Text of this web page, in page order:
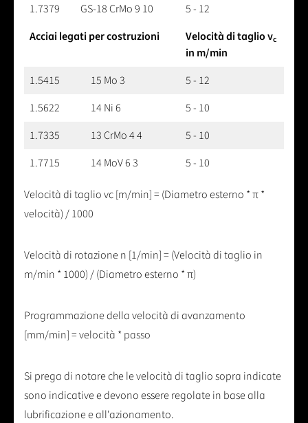
1.7379
GS-18 CrMo 9 10
5 - 12
Acciai legati per costruzioni
Velocità di taglio vc
in m/min
1.5415
15 Mo 3
5 - 12
1.5622
14 Ni 6
5 - 10
1.7335
13 CrMo 4 4
5 - 10
1.7715
14 MoV 6 3 5 - 10
Velocità di taglio vc [m/min] = (Diametro esterno * π *
velocità) / 1000
Velocità di rotazione n [1/min] = (Velocità di taglio in
m/min * 1000) / (Diametro esterno * π)
Programmazione della velocità di avanzamento
[mm/min] = velocità * passo
Si prega di notare che le velocità di taglio sopra indicate
sono indicative e devono essere regolate in base alla
lubrificazione e all'azionamento.